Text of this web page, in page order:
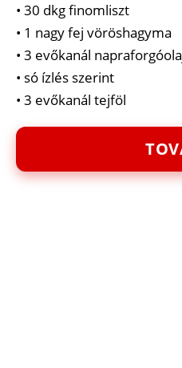
• 30 dkg finomliszt
• 1 nagy fej vöröshagyma
• 3 evőkanál
• só ízlés szerint
• 3 evőkanál tejföl